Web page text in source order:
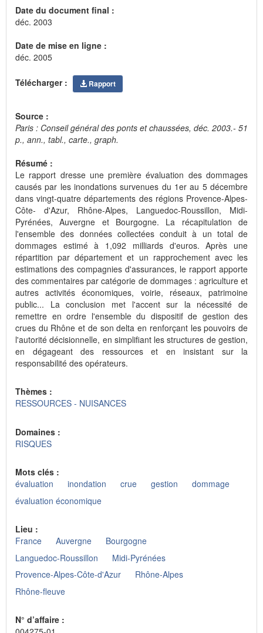
Date du document final :
déc. 2003
Date de mise en ligne :
déc. 2005
Télécharger : Rapport
Source :
Paris : Conseil général des ponts et chaussées, déc. 2003.- 51
p., ann., tabl., carte., graph.
Résumé :
Le rapport dresse une première évaluation des dommages
causés par les inondations survenues du 1er au 5 décembre
dans vingt-quatre départements des régions Provence-Alpes-
Côte- d'Azur, Rhône-Alpes, Languedoc-Roussillon, Midi-
Pyrénées, Auvergne et Bourgogne. La récapitulation de
l'ensemble des données collectées conduit à un total de
dommages estimé à 1,092 milliards d'euros. Après une
répartition par département et un rapprochement avec les
estimations des compagnies d'assurances, le rapport apporte
des commentaires par catégorie de dommages : agriculture et
autres activités économiques, voirie, réseaux, patrimoine
public... La conclusion met l'accent sur la nécessité de
remettre en ordre l'ensemble du dispositif de gestion des
crues du Rhône et de son delta en renforçant les pouvoirs de
l'autorité décisionnelle, en simplifiant les structures de gestion,
en dégageant des ressources et en insistant sur la
responsabilité des opérateurs.
Thèmes :
RESSOURCES - NUISANCES
Domaines :
RISQUES
Mots clés :
évaluation
inondation crue gestion
dommage
évaluation économique
Lieu :
France
Auvergne
Bourgogne
Languedoc-Roussillon
Midi-Pyrénées
Provence-Alpes-Côte-d'Azur
Rhône-Alpes
Rhône-fleuve
N° d’affaire :